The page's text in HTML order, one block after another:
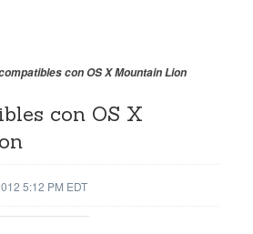
con OS X Mountain Lion
con OS X
5:12 PM EDT